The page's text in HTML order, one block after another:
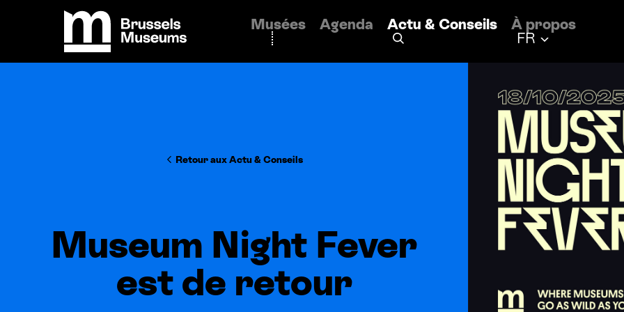
Brussels Museums
Musées Agenda Actu & Conseils À propos
Français
FR
Retour aux Actu&Conseils
Museum Night Fever
est de retour
Panneau de gestion des cookies